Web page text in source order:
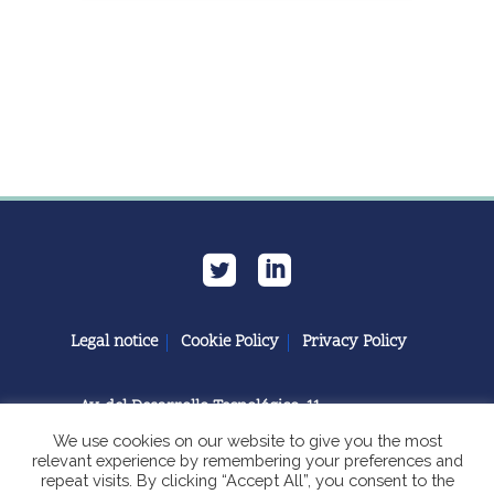
Legal notice Cookie Policy Privacy Policy
Av. del Desarrollo Tecnológico, 11
11591 Jerez de la Frontera, Cádiz | España
We use cookies on our website to give you the most
relevant experience by remembering your preferences and
repeat visits. By clicking “Accept All”, you consent to the